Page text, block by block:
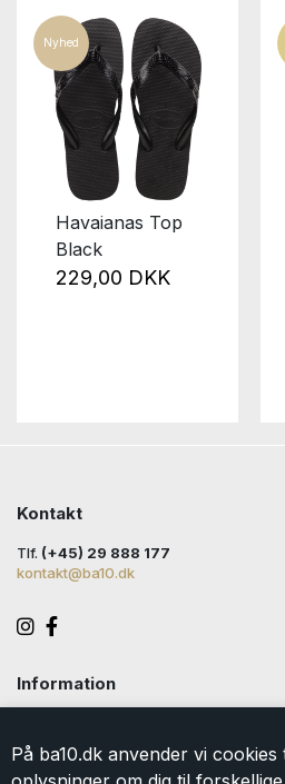
På ba10.dk anvender vi cookies
Nyhed
Havaianas Top
Black
229,00 DKK
Kontakt
Tlf. (+45) 29 888 177
kontakt@ba10.dk
Information
Levering
Returlabel